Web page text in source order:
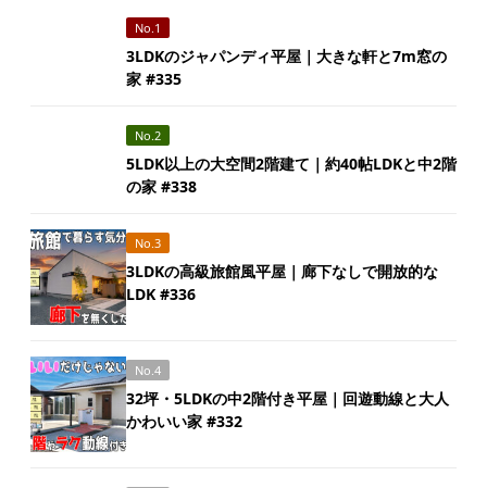
No.1
3LDKのジャパンディ平屋｜大きな軒と7m窓の
家 #335
No.2
5LDK以上の大空間2階建て｜約40帖LDKと中2階
の家 #338
No.3
3LDKの高級旅館風平屋｜廊下なしで開放的な
LDK #336
No.4
32坪・5LDKの中2階付き平屋｜回遊動線と大人
かわいい家 #332